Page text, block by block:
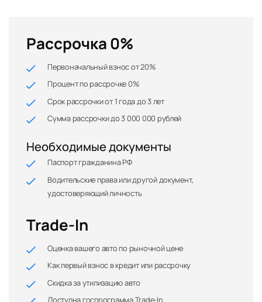
Рассрочка 0%
Первоначальный взнос от 20%
Процент по рассрочке 0%
Срок рассрочки от 1 года до 3 лет
Сумма рассрочки до 3 000 000 рублей
Необходимые документы
Паспорт гражданина РФ
Водительские права или другой документ,
удостоверяющий личность
Trade-In
Оценка вашего авто по рыночной цене
Как первый взнос в кредит или рассрочку
Скидка за утилизацию авто
Доступна госпрограмма Trade-In